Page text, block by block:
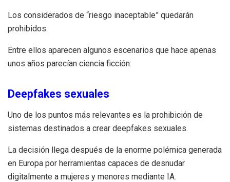
Los considerados de “riesgo inaceptable” quedarán
prohibidos.
Entre ellos aparecen algunos escenarios que hace apenas
unos años parecían ciencia ficción:
Deepfakes sexuales
Uno de los puntos más relevantes es la prohibición de
sistemas destinados a crear deepfakes sexuales.
La decisión llega después de la enorme polémica generada
en Europa por herramientas capaces de desnudar
digitalmente a mujeres y menores mediante IA.